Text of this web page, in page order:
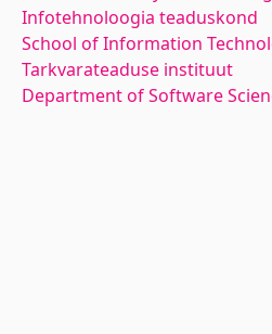
Infotehnoloogia teaduskond
School of Information
Tarkvarateaduse instituut
Department of Software